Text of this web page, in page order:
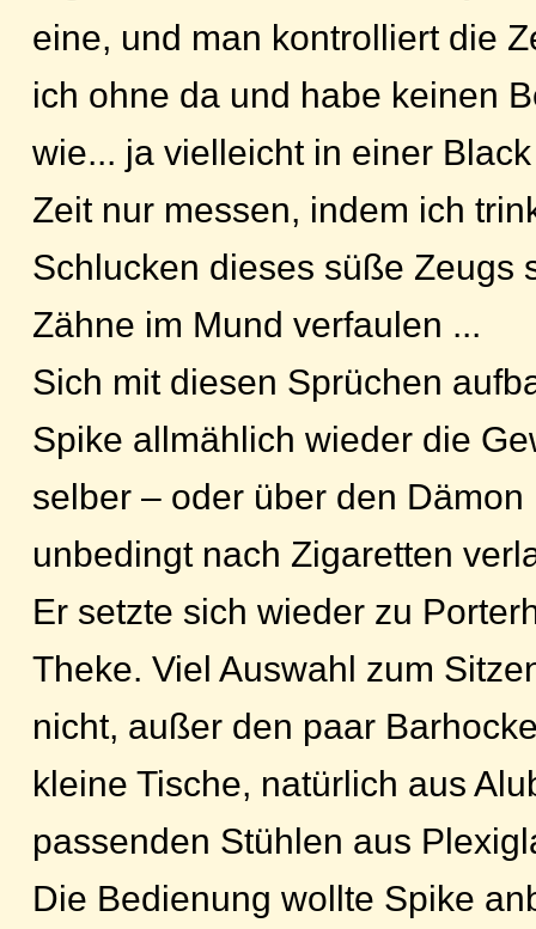
eine, und man kontrolliert die
ich ohne da und habe keinen
wie... ja vielleicht in einer
Zeit nur messen, indem ich
Schlucken dieses süße Zeugs
Zähne im Mund verfaulen ...
Sich mit diesen Sprüchen
Spike allmählich wieder die
selber – oder über den Dämon
unbedingt nach Zigaretten
Er setzte sich wieder zu
Theke. Viel Auswahl zum
nicht, außer den paar
kleine Tische, natürlich aus
passenden Stühlen aus
Die Bedienung wollte Spike